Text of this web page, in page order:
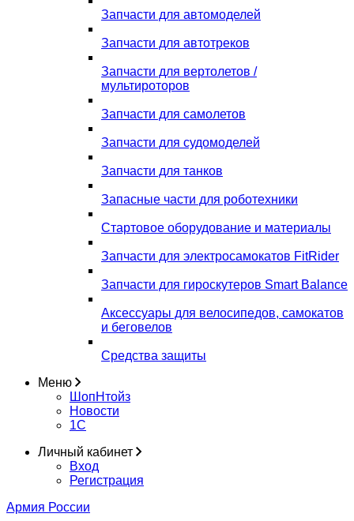
Запчасти для автомоделей
Запчасти для автотреков
Запчасти для вертолетов /
мультироторов
Запчасти для самолетов
Запчасти для судомоделей
Запчасти для танков
Запасные части для роботехники
Стартовое оборудование и материалы
Запчасти для электросамокатов FitRider
Запчасти для гироскутеров Smart Balance
Аксессуары для велосипедов, самокатов
и беговелов
Средства защиты
Меню
ШопНтойз
Новости
1C
Личный кабинет
Вход
Регистрация
Армия России